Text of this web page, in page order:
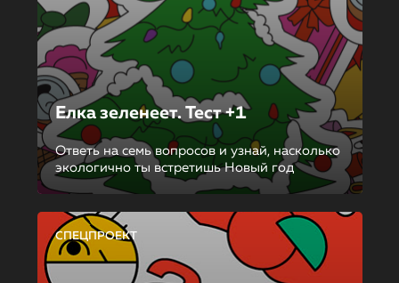
Елка зеленеет. Тест +1
Ответь на семь вопросов и узнай, насколько
экологично ты встретишь Новый год
СПЕЦПРОЕКТ